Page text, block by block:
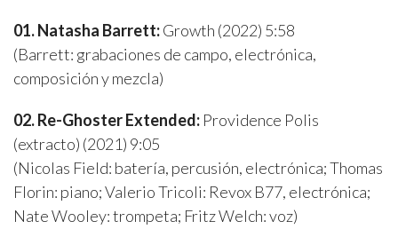
01. Natasha Barrett:Growth (2022) 5:58
(Barrett: grabaciones de campo, electrónica,
composición y mezcla)
02. Re-Ghoster Extended: Providence Polis
(extracto) (2021) 9:05
(Nicolas Field: batería, percusión, electrónica; Thomas
Florin: piano; Valerio Tricoli: Revox B77, electrónica;
Nate Wooley: trompeta; Fritz Welch: voz)